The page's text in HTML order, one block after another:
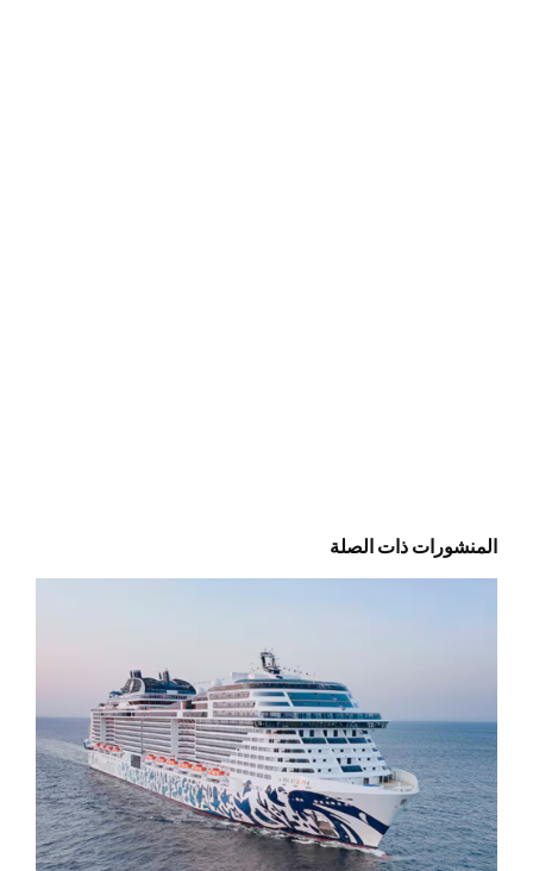
المنشورات ذات الصلة